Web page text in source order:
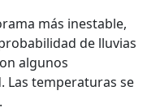
más inestable,
de lluvias
algunos
Las temperaturas se